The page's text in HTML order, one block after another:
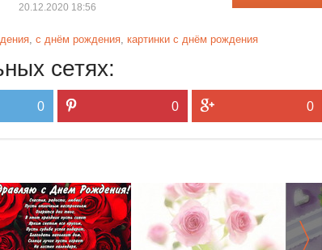
20.12.2020 18:56
, с днём рождения, картинки с днём рождения
сетях:
0 0 0